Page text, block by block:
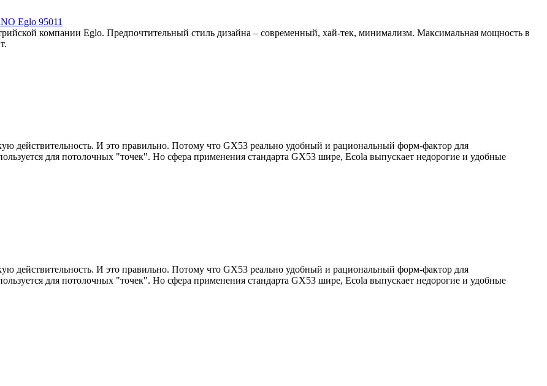
Eglo 95011
компании Eglo. Предпочтительный стиль дизайна – современный, хай-тек, минимализм. Максимальная мощность в
действительность. И это правильно. Потому что GX53 реально удобный и рациональный форм-фактор для
для потолочных "точек". Но сфера применения стандарта GX53 шире, Ecola выпускает недорогие и удобные
действительность. И это правильно. Потому что GX53 реально удобный и рациональный форм-фактор для
для потолочных "точек". Но сфера применения стандарта GX53 шире, Ecola выпускает недорогие и удобные